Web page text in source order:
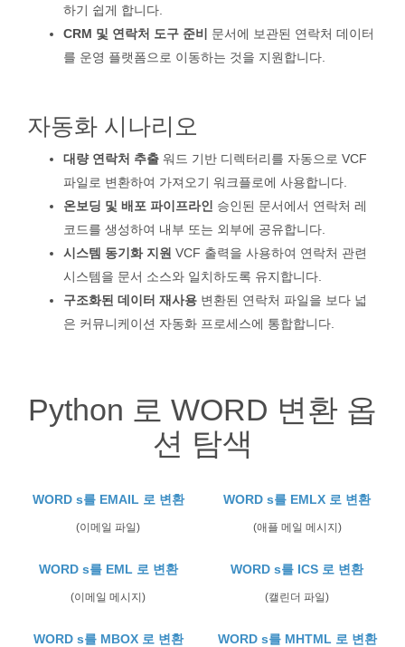
하기 쉽게 합니다.
CRM 및 연락처 도구 준비
문서에 보관된 연락처 데이터
를 운영 플랫폼으로 이동하는 것을 지원합니다.
자동화 시나리오
대량 연락처 추출 워드 기반 디렉터리를 자동으로 VCF
파일로 변환하여 가져오기 워크플로에 사용합니다.
온보딩 및 배포 파이프라인
승인된 문서에서 연락처 레
코드를 생성하여 내부 또는 외부에 공유합니다.
시스템 동기화 지원 VCF 출력을 사용하여 연락처 관련
시스템을 문서 소스와 일치하도록 유지합니다.
구조화된 데이터 재사용 변환된 연락처 파일을 보다 넓
은 커뮤니케이션 자동화 프로세스에 통합합니다.
Python 로 WORD 변환 옵
션 탐색
WORD s를 EMAIL 로 변환
(이메일 파일)
WORD s를 EMLX 로 변환
(애플 메일 메시지)
WORD s를 EML 로 변환
(이메일 메시지)
WORD s를 ICS 로 변환
(캘린더 파일)
WORD s를 MBOX 로 변환 WORD s를 MHTML 로 변환